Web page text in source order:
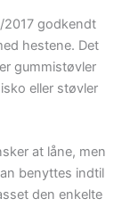
2017 godkendt
hestene. Det
gummistøvler
eller støvler
at låne, men
benyttes indtil
den enkelte